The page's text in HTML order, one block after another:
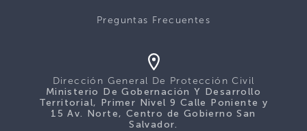
Preguntas Frecuentes
Dirección General De Protección Civil
Ministerio De Gobernación Y Desarrollo
Territorial, Primer Nivel 9 Calle Poniente y
15 Av. Norte, Centro de Gobierno San
Salvador.